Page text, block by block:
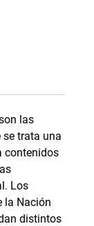
las
se trata una
contenidos
Los
la Nación
distintos